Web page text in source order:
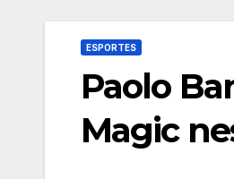
ESPORTES
Paolo
Magic